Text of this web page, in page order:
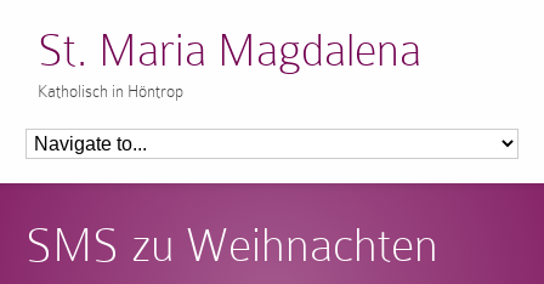
St. Maria Magdalena
Katholisch in Höntrop
SMS zu Weihnachten